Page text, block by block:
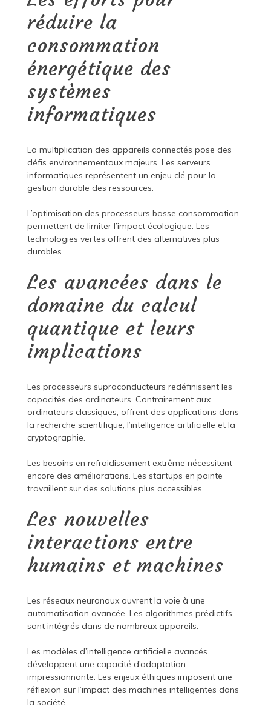
réduire la
consommation
énergétique des
systèmes
informatiques
La multiplication des appareils connectés pose des
défis environnementaux majeurs. Les serveurs
informatiques représentent un enjeu clé pour la
gestion durable des ressources.
L’optimisation des processeurs basse consommation
permettent de limiter l’impact écologique. Les
technologies vertes offrent des alternatives plus
durables.
Les avancées dans le
domaine du calcul
quantique et leurs
implications
Les processeurs supraconducteurs redéfinissent les
capacités des ordinateurs. Contrairement aux
ordinateurs classiques, offrent des applications dans
la recherche scientifique, l’intelligence artificielle et la
cryptographie.
Les besoins en refroidissement extrême nécessitent
encore des améliorations. Les startups en pointe
travaillent sur des solutions plus accessibles.
Les nouvelles
interactions entre
humains et machines
Les réseaux neuronaux ouvrent la voie à une
automatisation avancée. Les algorithmes prédictifs
sont intégrés dans de nombreux appareils.
Les modèles d’intelligence artificielle avancés
développent une capacité d’adaptation
impressionnante. Les enjeux éthiques imposent une
réflexion sur l’impact des machines intelligentes dans
la société.